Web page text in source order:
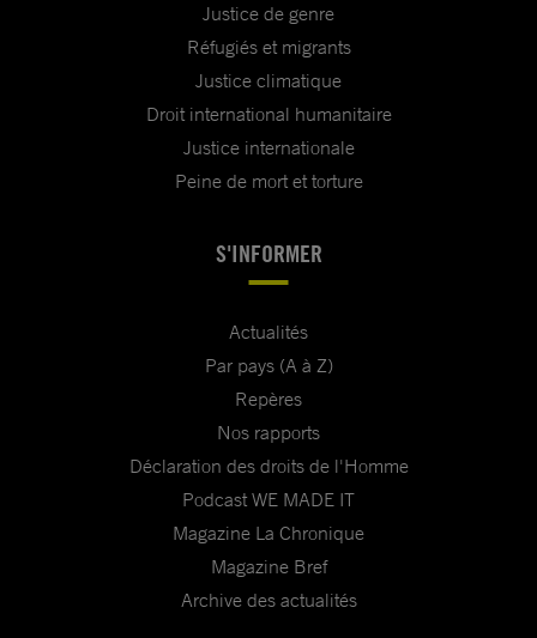
Justice de genre
Réfugiés et migrants
Justice climatique
Droit international humanitaire
Justice internationale
Peine de mort et torture
S'INFORMER
Actualités
Par pays (A à Z)
Repères
Nos rapports
Déclaration des droits de l'Homme
Podcast WE MADE IT
Magazine La Chronique
Magazine Bref
Archive des actualités